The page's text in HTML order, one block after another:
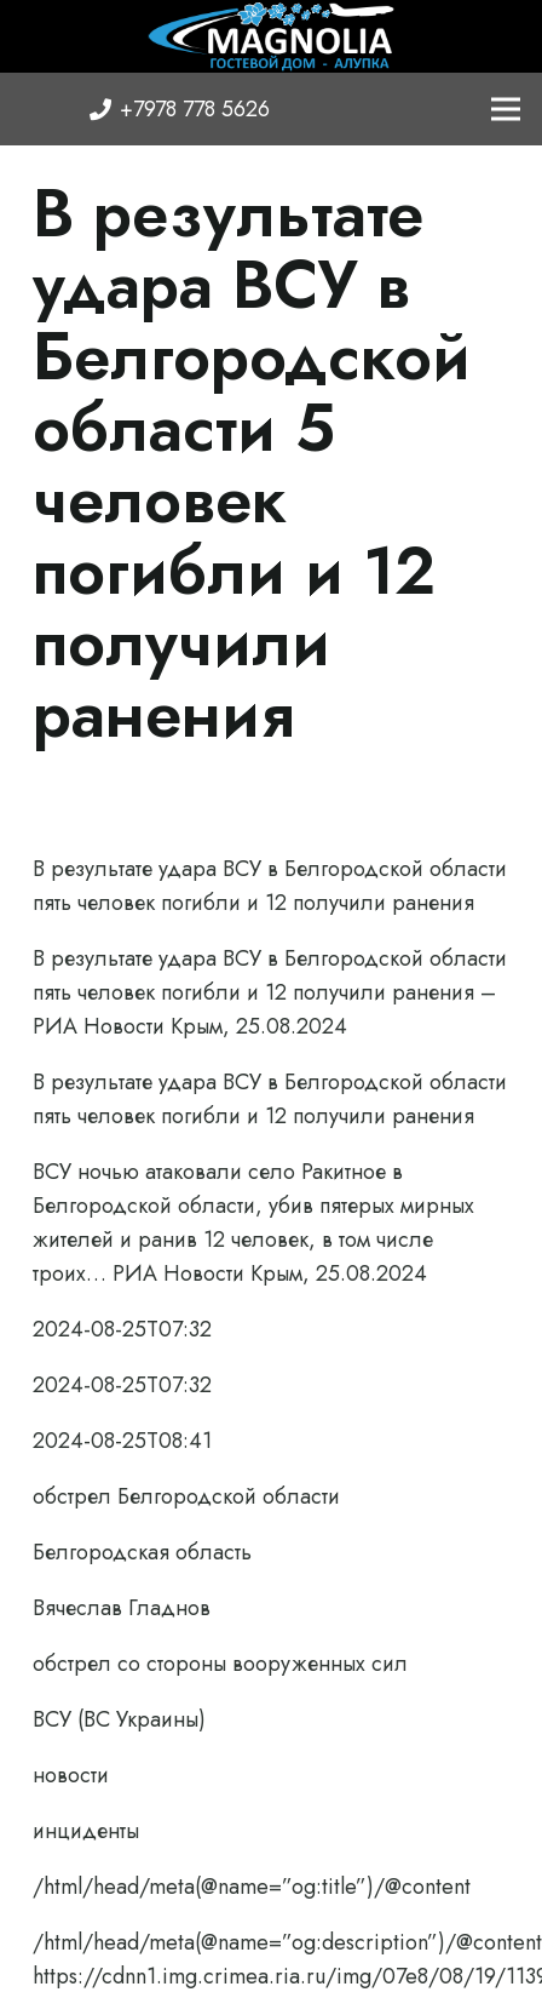
+7978 778 5626
В результате
удара ВСУ в
Белгородской
области 5
человек
погибли и 12
получили
ранения
В результате удара ВСУ в Белгородской области
пять человек погибли и 12 получили ранения
В результате удара ВСУ в Белгородской области
пять человек погибли и 12 получили ранения –
РИА Новости Крым, 25.08.2024
В результате удара ВСУ в Белгородской области
пять человек погибли и 12 получили ранения
ВСУ ночью атаковали село Ракитное в
Белгородской области, убив пятерых мирных
жителей и ранив 12 человек, в том числе
троих… РИА Новости Крым, 25.08.2024
2024-08-25T07:32
2024-08-25T07:32
2024-08-25T08:41
обстрел Белгородской области
Белгородская область
Вячеслав Гладнов
обстрел со стороны вооруженных сил
ВСУ (ВС Украины)
новости
инциденты
/html/head/meta(@name=”og:title”)/@content
/html/head/meta(@name=”og:description”)/@content
https://cdnn1.img.crimea.ria.ru/img/07e8/08/19/